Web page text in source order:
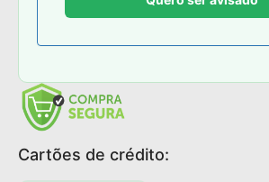
Cartões de crédito: